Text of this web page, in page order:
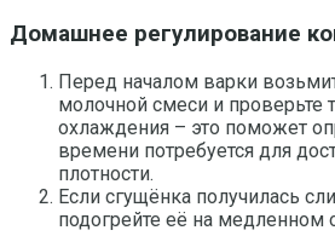
Домашнее регулирование
Перед началом варки
молочной смеси и проверьте
охлаждения – это поможет
времени потребуется для
плотности.
Если сгущёнка получилась
подогрейте её на медленном